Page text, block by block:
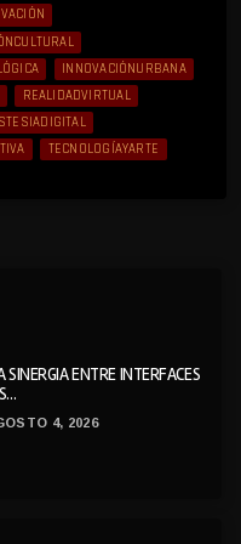
INNOVACIÓNURBANA
REALIDADVIRTUAL
TECNOLOGÍAYARTE
ENTRE INTERFACES
4, 2026